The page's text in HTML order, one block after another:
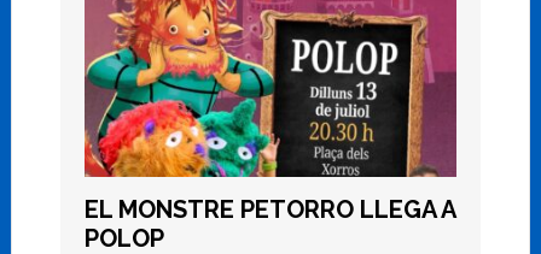
EL MONSTRE PETORRO LLEGA A
POLOP